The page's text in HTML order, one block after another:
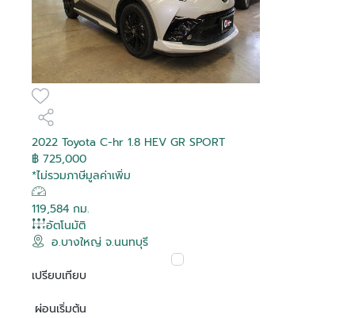
2022 Toyota C-hr 1.8 HEV GR SPORT
฿ 725,000
*ไม่รวมภาษีมูลค่าเพิ่ม
119,584 กม.
อัตโนมัติ
อ.บางใหญ่ จ.นนทบุรี
เปรียบเทียบ
ผ่อนเริ่มต้น